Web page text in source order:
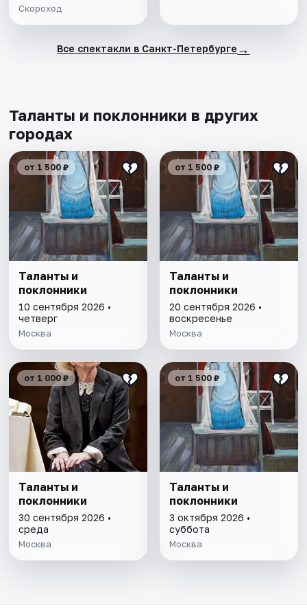
Скороход
Все спектакли в Санкт-Петербурге →
Таланты и поклонники в других
городах
от 1 500 ₽
Таланты и
поклонники
10 сентября 2026 •
четверг
Москва
от 1 500 ₽
Таланты и
поклонники
20 сентября 2026 •
воскресенье
Москва
от 1 000 ₽
Таланты и
поклонники
30 сентября 2026 •
среда
Москва
от 1 500 ₽
Таланты и
поклонники
3 октября 2026 •
суббота
Москва